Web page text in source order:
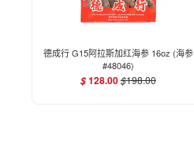
德成行 G15阿拉斯加红海参 16oz (海参
#48046)
$128.00$198.00